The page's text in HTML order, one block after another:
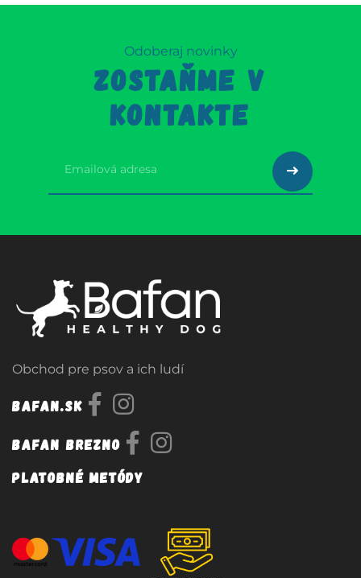
Odoberaj novinky
ZOSTAŇME V
KONTAKTE
Obchod pre psov a ich ludí
Bafan.sk
Bafan Brezno
Platobné metódy